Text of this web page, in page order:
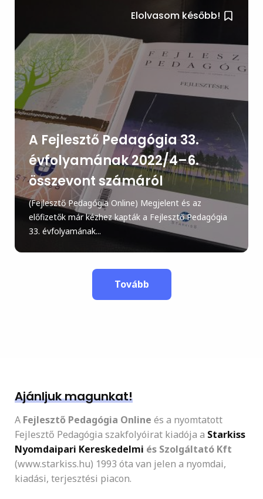
Elolvasom később!
A Fejlesztő Pedagógia 33.
évfolyamának 2022/4–6.
összevont számáról
(Fejlesztő Pedagógia Online) Megjelent és az
előfizetők már kézhez kapták a Fejlesztő Pedagógia
33. évfolyamának...
Tovább
Ajánljuk magunkat!
A Fejlesztő Pedagógia Online és a nyomtatott
Fejlesztő Pedagógia szakfolyóirat kiadója a Starkiss
Nyomdaipari Kereskedelmi és Szolgáltató Kft
(www.starkiss.hu) 1993 óta van jelen a nyomdai,
kiadási, terjesztési piacon.